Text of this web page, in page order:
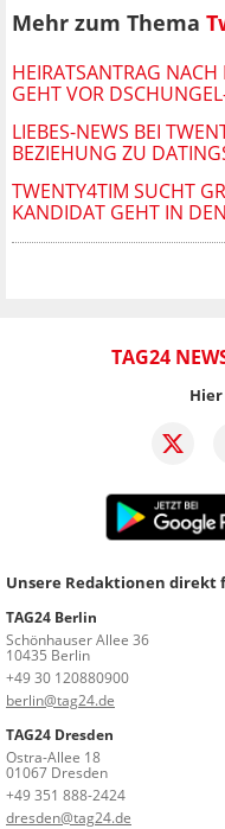
Mehr zum Thema
HEIRATSANTRAG
GEHT VOR
LIEBES-NEWS BEI
BEZIEHUNG ZU
TWENTY4TIM SUCHT
ANDIDAT GEHT IN DEN
TAG24
Unsere Redaktionen direkt
TAG24 Berlin
Schönhauser Allee 36
10435 Berlin
+49 30 120880900
berlin@tag24.de
TAG24 Dresden
Ostra-Allee 18
01067 Dresden
+49 351 888-2424
dresden@tag24.de